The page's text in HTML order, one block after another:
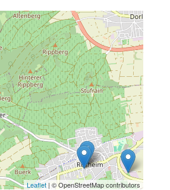
Leaflet | © OpenStreetMap contributors